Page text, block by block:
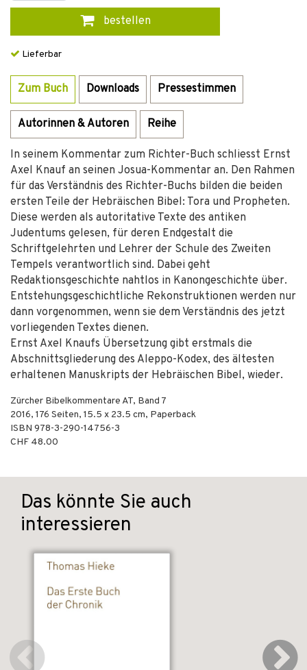
bestellen
Lieferbar
Zum Buch Downloads Pressestimmen
Autorinnen & Autoren Reihe
In seinem Kommentar zum Richter-Buch schliesst Ernst
Axel Knauf an seinen Josua-Kommentar an. Den Rahmen
für das Verständnis des Richter-Buchs bilden die beiden
ersten Teile der Hebräischen Bibel: Tora und Propheten.
Diese werden als autoritative Texte des antiken
Judentums gelesen, für deren Endgestalt die
Schriftgelehrten und Lehrer der Schule des Zweiten
Tempels verantwortlich sind. Dabei geht
Redaktionsgeschichte nahtlos in Kanongeschichte über.
Entstehungsgeschichtliche Rekonstruktionen werden nur
dann vorgenommen, wenn sie dem Verständnis des jetzt
vorliegenden Textes dienen.
Ernst Axel Knaufs Übersetzung gibt erstmals die
Abschnittsgliederung des Aleppo-Kodex, des ältesten
erhaltenen Manuskripts der Hebräischen Bibel, wieder.
Zürcher Bibelkommentare AT, Band 7
2016, 176 Seiten, 15.5 x 23.5 cm, Paperback
ISBN 978-3-290-14756-3
CHF 48.00
Das könnte Sie auch
interessieren